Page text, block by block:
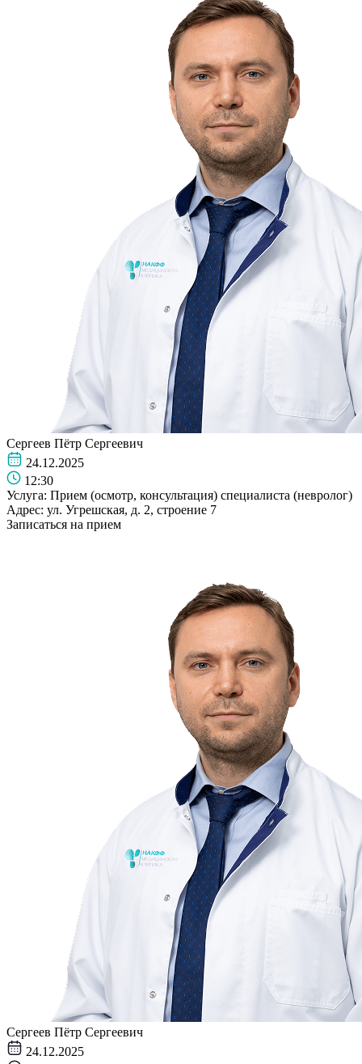
Сергеев Пётр Сергеевич
24.12.2025
12:30
Услуга: Прием (осмотр, консультация) специалиста (невролог)
Адрес: ул. Угрешская, д. 2, строение 7
Записаться на прием
Сергеев Пётр Сергеевич
24.12.2025